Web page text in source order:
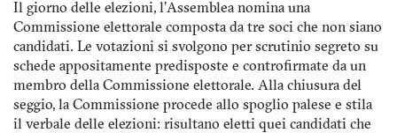
Il giorno delle elezioni, l’Assemblea nomina una
Commissione elettorale composta da tre soci che non siano
candidati. Le votazioni si svolgono per scrutinio segreto su
schede appositamente predisposte e controfirmate da un
membro della Commissione elettorale. Alla chiusura del
seggio, la Commissione procede allo spoglio palese e stila
il verbale delle elezioni: risultano eletti quei candidati che